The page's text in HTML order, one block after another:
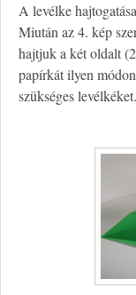
A levélke
Miután az 4. kép
hajtjuk a két oldalt
papírkát ilyen
szükséges levélkéket.